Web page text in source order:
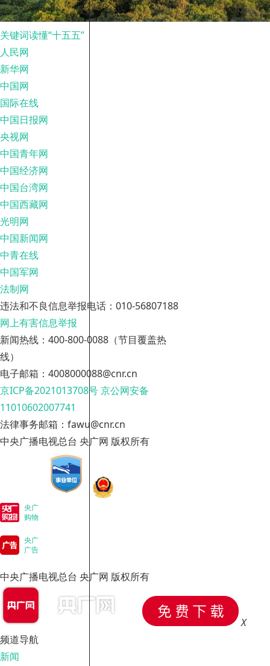
关键词读懂“十五五”
人民网
新华网
中国网
国际在线
中国日报网
央视网
中国青年网
中国经济网
中国台湾网
中国西藏网
光明网
中国新闻网
中青在线
中国军网
法制网
违法和不良信息举报电话：010-56807188
网上有害信息举报
新闻热线：400-800-0088（节目覆盖热
线）
电子邮箱：4008000088@cnr.cn
京ICP备2021013708号京公网安备
11010602007741
法律事务邮箱：fawu@cnr.cn
中央广播电视总台 央广网 版权所有
央广
购物
央广
广告
中央广播电视总台 央广网 版权所有
X
频道导航
新闻